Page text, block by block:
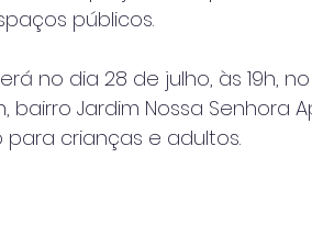
públicos.
no dia 28 de julho, às 19h,
bairro Jardim Nossa Senhora
crianças e adultos.